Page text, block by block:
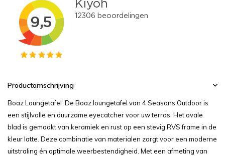
Productomschrijving
Boaz Loungetafel De Boaz loungetafel van 4 Seasons Outdoor is
een stijlvolle en duurzame eyecatcher voor uw terras. Het ovale
blad is gemaakt van keramiek en rust op een stevig RVS frame in de
kleur latte. Deze combinatie van materialen zorgt voor een moderne
uitstraling én optimale weerbestendigheid. Met een afmeting van